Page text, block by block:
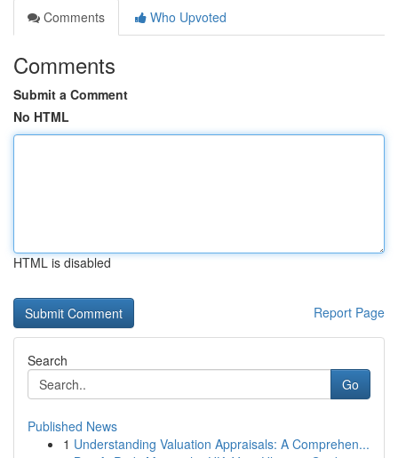
Comments
Who Upvoted
Comments
Submit a Comment
No HTML
HTML is disabled
Report Page
Search
Go
Published News
1 Understanding Valuation Appraisals: A Comprehen...